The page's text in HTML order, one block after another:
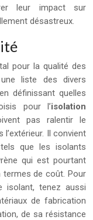
leur impact sur
désastreux.
pour la qualité des
liste des divers
définissant quelles
pour l’isolation
pas ralentir le
l’extérieur. Il convient
que les isolants
qui est pourtant
de coût. Pour
isolant, tenez aussi
de fabrication
de sa résistance